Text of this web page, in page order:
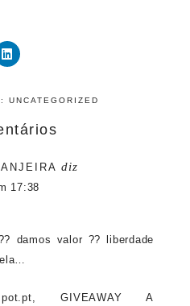
UNCATEGORIZED
diz
17:38
damos valor ?? liberdade
, GIVEAWAY A